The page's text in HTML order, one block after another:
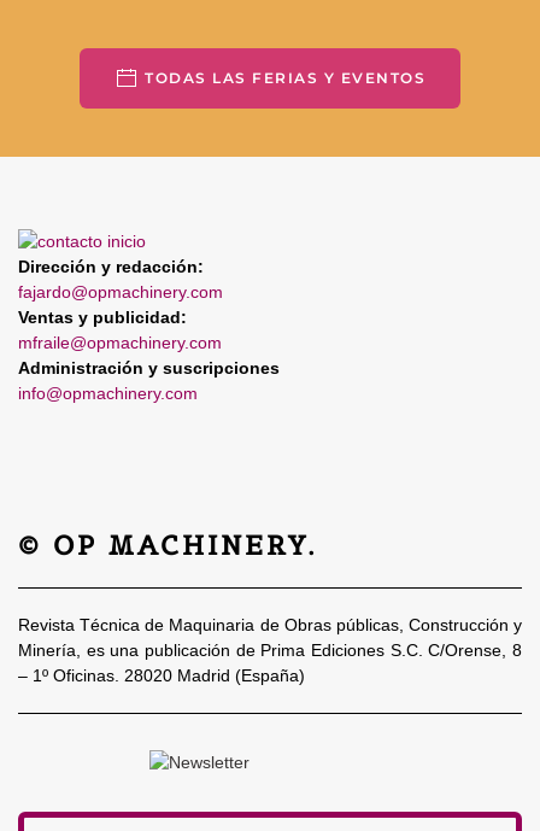
TODAS LAS FERIAS Y EVENTOS
Dirección y redacción:
fajardo@opmachinery.com
Ventas y publicidad:
mfraile@opmachinery.com
Administración y suscripciones
info@opmachinery.com
© OP MACHINERY.
Revista Técnica de Maquinaria de Obras públicas, Construcción y
Minería, es una publicación de Prima Ediciones S.C. C/Orense, 8
– 1º Oficinas. 28020 Madrid (España)